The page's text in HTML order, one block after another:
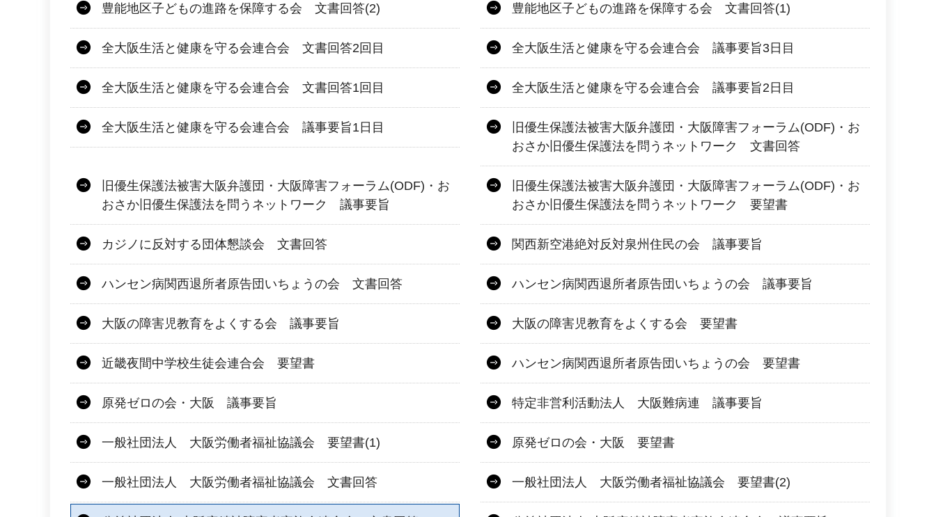
豊能地区子どもの進路を保障する会 文書回答(2) 豊能地区子どもの進路を保障する会 文書回答(1)
全大阪生活と健康を守る会連合会 文書回答2回目 全大阪生活と健康を守る会連合会 議事要旨3日目
全大阪生活と健康を守る会連合会 文書回答1回目 全大阪生活と健康を守る会連合会 議事要旨2日目
全大阪生活と健康を守る会連合会 議事要旨1日目
旧優生保護法被害大阪弁護団・大阪障害フォーラム(ODF)・お
おさか旧優生保護法を問うネットワーク 文書回答
旧優生保護法被害大阪弁護団・大阪障害フォーラム(ODF)・お
おさか旧優生保護法を問うネットワーク 議事要旨
旧優生保護法被害大阪弁護団・大阪障害フォーラム(ODF)・お
おさか旧優生保護法を問うネットワーク 要望書
カジノに反対する団体懇談会 文書回答 関西新空港絶対反対泉州住民の会 議事要旨
ハンセン病関西退所者原告団いちょうの会 文書回答 ハンセン病関西退所者原告団いちょうの会 議事要旨
大阪の障害児教育をよくする会 議事要旨 大阪の障害児教育をよくする会 要望書
近畿夜間中学校生徒会連合会 要望書 ハンセン病関西退所者原告団いちょうの会 要望書
原発ゼロの会・大阪 議事要旨 特定非営利活動法人 大阪難病連 議事要旨
一般社団法人 大阪労働者福祉協議会 要望書(1) 原発ゼロの会・大阪 要望書
一般社団法人 大阪労働者福祉協議会 文書回答 一般社団法人 大阪労働者福祉協議会 要望書(2)